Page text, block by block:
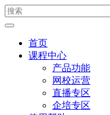
首页
课程中心
产品功能
网校运营
直播专区
企培专区